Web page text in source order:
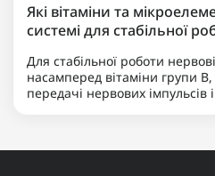
Які вітаміни та
системі для стабільної
Для стабільної роботи
насамперед вітаміни групи B,
передачі нервових імпульсів